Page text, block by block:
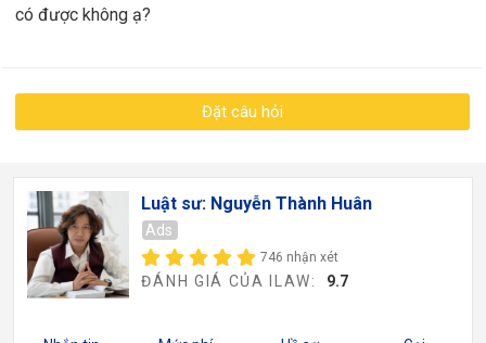
có được không ạ?
Đặt câu hỏi
Luật sư: Nguyễn Thành Huân
Ads
746 nhận xét
ĐÁNH GIÁ CỦA ILAW: 9.7